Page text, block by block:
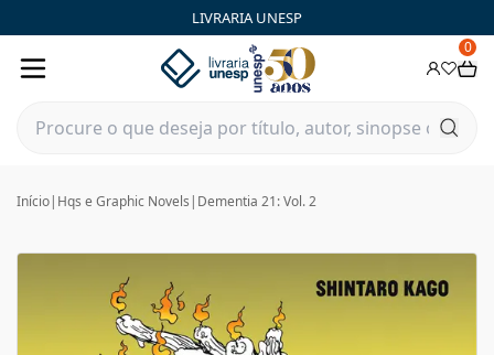
LIVRARIA UNESP
0
Início| Hqs e Graphic Novels | Dementia 21: Vol. 2